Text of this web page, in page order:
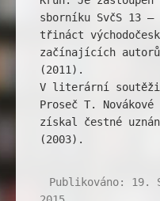
sborníku SvčS 13 –
třináct
začínajících autorů
(2011).
V literární soutěži
Proseč T. Novákové
získal čestné
(2003).
Publikováno: 19.